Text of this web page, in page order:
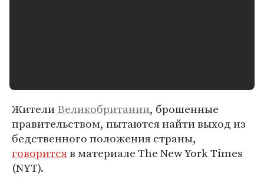
ЖителиВеликобритании, брошенные
правительством, пытаются найти выход из
бедственного положения страны,
говоритсяв материале The New York Times
(NYT).